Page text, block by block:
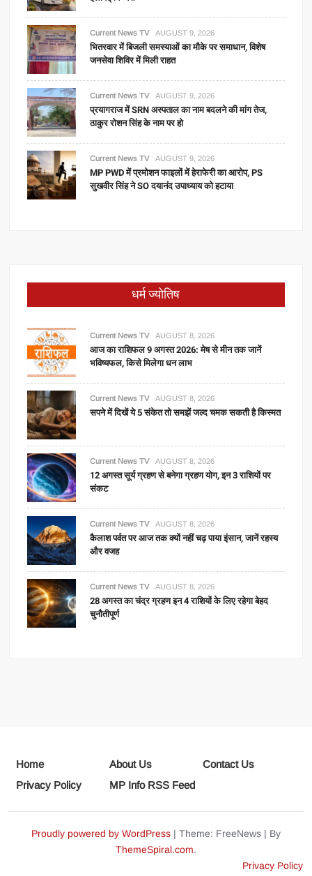
Current News TV AUGUST 9, 2026
भितरवार में बिजली समस्याओं का मौके पर समाधान, विशेष
जनसेवा शिविर में मिली राहत
Current News TV AUGUST 9, 2026
प्रयागराज में SRN अस्पताल का नाम बदलने की मांग तेज,
ठाकुर रोशन सिंह के नाम पर हो
Current News TV AUGUST 9, 2026
MP PWD में प्रमोशन फाइलों में हेराफेरी का आरोप, PS
सुखवीर सिंह ने SO दयानंद उपाध्याय को हटाया
धर्म ज्योतिष
Current News TV AUGUST 8, 2026
आज का राशिफल 9 अगस्त 2026: मेष से मीन तक जानें
भविष्यफल, किसे मिलेगा धन लाभ
Current News TV AUGUST 8, 2026
सपने में दिखें ये 5 संकेत तो समझें जल्द चमक सकती है किस्मत
Current News TV AUGUST 8, 2026
12 अगस्त सूर्य ग्रहण से बनेगा ग्रहण योग, इन 3 राशियों पर
संकट
Current News TV AUGUST 8, 2026
कैलाश पर्वत पर आज तक क्यों नहीं चढ़ पाया इंसान, जानें रहस्य
और वजह
Current News TV AUGUST 8, 2026
28 अगस्त का चंद्र ग्रहण इन 4 राशियों के लिए रहेगा बेहद
चुनौतीपूर्ण
Home About Us
Contact Us
Privacy Policy
MP Info RSS Feed
Proudly powered by WordPress | Theme: FreeNews | By
ThemeSpiral.com.
Privacy Policy